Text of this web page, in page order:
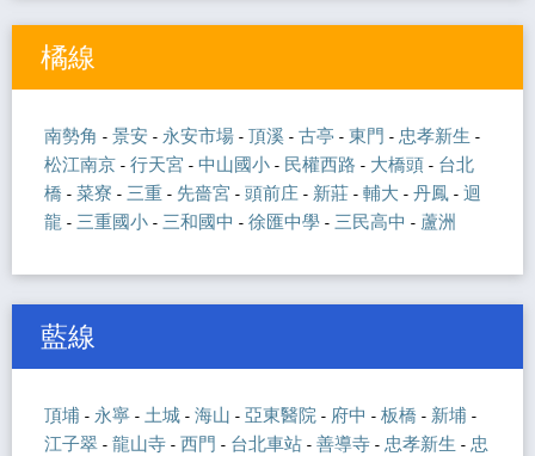
橘線
南勢角 - 景安 - 永安市場 - 頂溪 - 古亭 - 東門 - 忠孝新生 -
松江南京 - 行天宮 - 中山國小 - 民權西路 - 大橋頭 - 台北
橋 - 菜寮 - 三重 - 先嗇宮 - 頭前庄 - 新莊 - 輔大 - 丹鳳 - 迴
龍 - 三重國小 - 三和國中 - 徐匯中學 - 三民高中 - 蘆洲
藍線
頂埔 - 永寧 - 土城 - 海山 - 亞東醫院 - 府中 - 板橋 - 新埔 -
江子翠 - 龍山寺 - 西門 - 台北車站 - 善導寺 - 忠孝新生 - 忠